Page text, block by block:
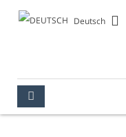
Deutsch